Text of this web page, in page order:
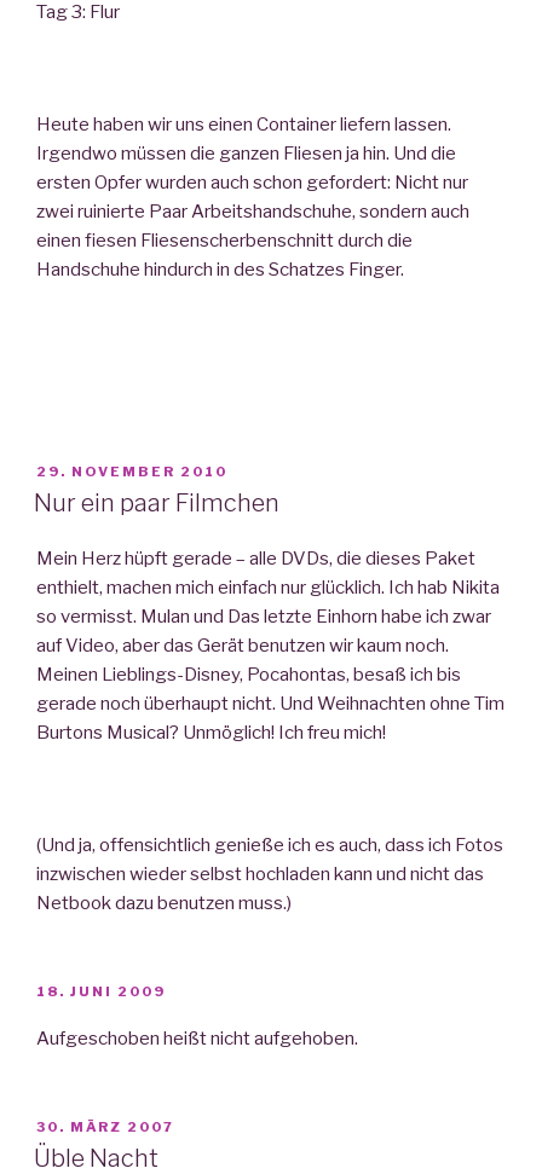
Tag 3: Flur
Heute haben wir uns einen Container liefern lassen.
Irgendwo müssen die ganzen Fliesen ja hin. Und die
ersten Opfer wurden auch schon gefordert: Nicht nur
zwei ruinierte Paar Arbeitshandschuhe, sondern auch
einen fiesen Fliesenscherbenschnitt durch die
Handschuhe hindurch in des Schatzes Finger.
VERÖFFENTLICHT
AM
29. NOVEMBER 2010
Nur ein paar Filmchen
Mein Herz hüpft gerade – alle DVDs, die dieses Paket
enthielt, machen mich einfach nur glücklich. Ich hab Nikita
so vermisst. Mulan und Das letzte Einhorn habe ich zwar
auf Video, aber das Gerät benutzen wir kaum noch.
Meinen Lieblings-Disney, Pocahontas, besaß ich bis
gerade noch überhaupt nicht. Und Weihnachten ohne Tim
Burtons Musical? Unmöglich! Ich freu mich!
(Und ja, offensichtlich genieße ich es auch, dass ich Fotos
inzwischen wieder selbst hochladen kann und nicht das
Netbook dazu benutzen muss.)
VERÖFFENTLICHT
18. JUNI 2009
Aufgeschoben heißt nicht aufgehoben.
VERÖFFENTLICHT
AM
30. MÄRZ 2007
Üble Nacht